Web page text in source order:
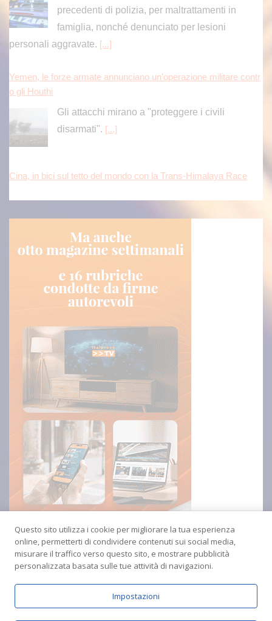
precedenti di polizia, per maltrattamenti in
famiglia, nonché denunciato per lesioni
personali aggravate. [...]
Yemen, le forze armate annunciano un’operazione militare contr
o gli Houthi
Gli attacchi mirano a "proteggere i civili
disarmati". [...]
Cina, in bici sul tetto del mondo con la Trans-Himalaya Race
Questo sito utilizza i cookie per migliorare la tua esperienza
online, permetterti di condividere contenuti sui social media,
misurare il traffico verso questo sito, e mostrare pubblicità
personalizzata basata sulle tue attività di navigazioni.
Impostazioni